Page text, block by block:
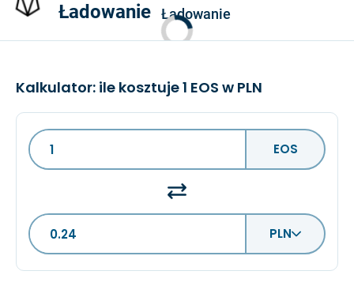
Ładowanie Ładowanie
Kalkulator: ile kosztuje 1 EOS w PLN
EOS
PLN